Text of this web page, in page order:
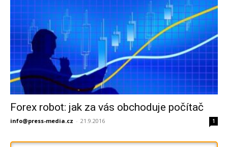
Forex robot: jak za vás obchoduje počítač
info@press-media.cz - 21.9.2016 1